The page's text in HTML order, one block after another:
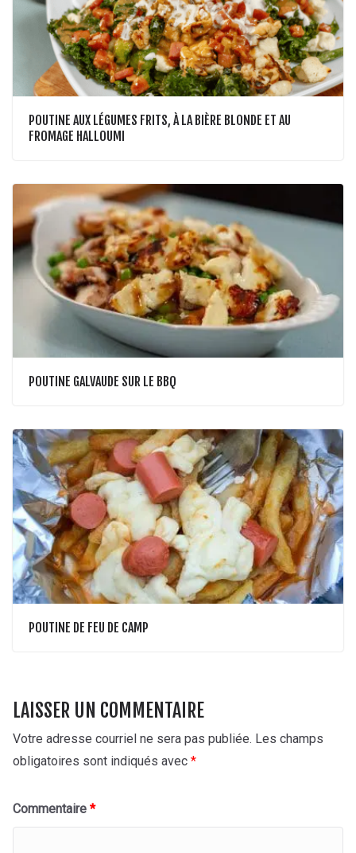
POUTINE AUX LÉGUMES FRITS, À LA BIÈRE BLONDE ET AU
FROMAGE HALLOUMI
POUTINE GALVAUDE SUR LE BBQ
POUTINE DE FEU DE CAMP
LAISSER UN COMMENTAIRE
Votre adresse courriel ne sera pas publiée. Les champs
obligatoires sont indiqués avec *
Commentaire *